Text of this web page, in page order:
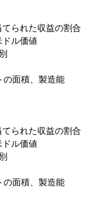
られた収益の割合
ル価値
の面積、製造能
られた収益の割合
ル価値
の面積、製造能